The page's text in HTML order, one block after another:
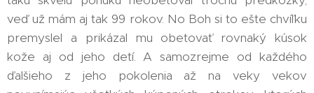
veď už mám aj tak 99 rokov. No Boh si to ešte chvíľku
premyslel a prikázal mu obetovať rovnaký kúsok
kože aj od jeho detí. A samozrejme od každého
ďalšieho z jeho pokolenia až na veky vekov